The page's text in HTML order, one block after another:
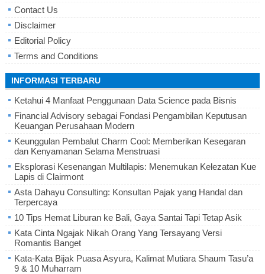
Contact Us
Disclaimer
Editorial Policy
Terms and Conditions
INFORMASI TERBARU
Ketahui 4 Manfaat Penggunaan Data Science pada Bisnis
Financial Advisory sebagai Fondasi Pengambilan Keputusan
Keuangan Perusahaan Modern
Keunggulan Pembalut Charm Cool: Memberikan Kesegaran
dan Kenyamanan Selama Menstruasi
Eksplorasi Kesenangan Multilapis: Menemukan Kelezatan Kue
Lapis di Clairmont
Asta Dahayu Consulting: Konsultan Pajak yang Handal dan
Terpercaya
10 Tips Hemat Liburan ke Bali, Gaya Santai Tapi Tetap Asik
Kata Cinta Ngajak Nikah Orang Yang Tersayang Versi
Romantis Banget
Kata-Kata Bijak Puasa Asyura, Kalimat Mutiara Shaum Tasu’a
9 & 10 Muharram